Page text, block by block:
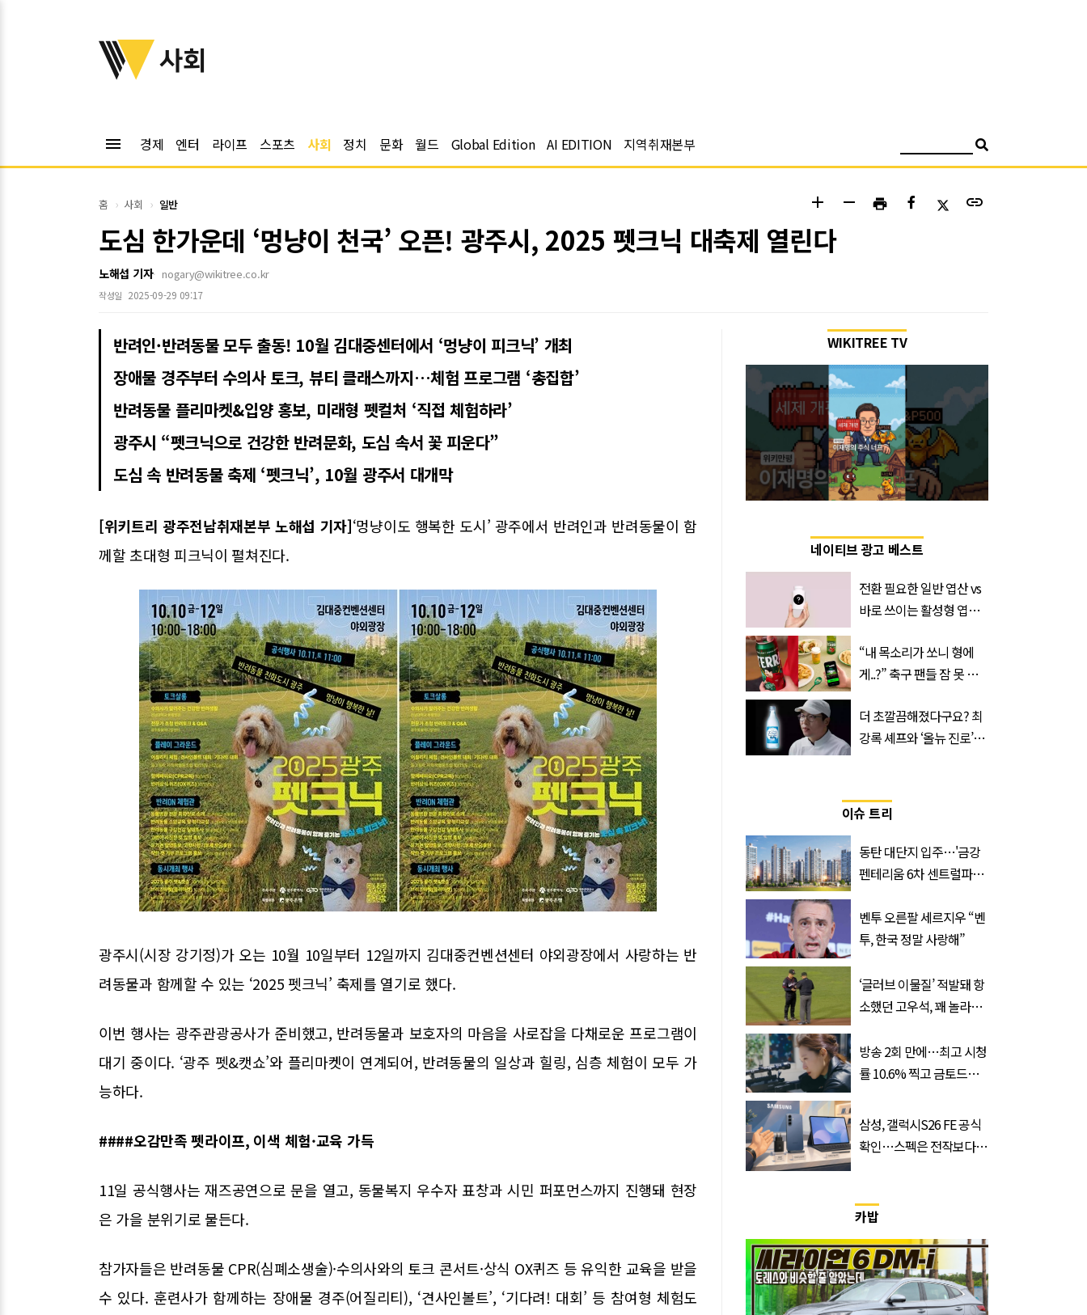
위키트리
사회
menu 경제 엔터 라이프 스포츠 사회 정치 문화 월드 Global Edition AI EDITION 지역취재본부
홈 사회 일반 add remove print link
도심 한가운데 ‘멍냥이 천국’ 오픈! 광주시, 2025 펫크닉 대축제 열린다
노해섭 기자 nogary@wikitree.co.kr
작성일 2025-09-29 09:17
반려인·반려동물 모두 출동! 10월 김대중센터에서 ‘멍냥이 피크닉’ 개최
장애물 경주부터 수의사 토크, 뷰티 클래스까지…체험 프로그램 ‘총집합’
반려동물 플리마켓&입양 홍보, 미래형 펫컬처 ‘직접 체험하라’
광주시 “펫크닉으로 건강한 반려문화, 도심 속서 꽃 피운다”
도심 속 반려동물 축제 ‘펫크닉’, 10월 광주서 대개막
[위키트리 광주전남취재본부 노해섭 기자]‘멍냥이도 행복한 도시’ 광주에서 반려인과 반려동물이 함
께할 초대형 피크닉이 펼쳐진다.
광주시(시장 강기정)가 오는 10월 10일부터 12일까지 김대중컨벤션센터 야외광장에서 사랑하는 반
려동물과 함께할 수 있는 ‘2025 펫크닉’ 축제를 열기로 했다.
이번 행사는 광주관광공사가 준비했고, 반려동물과 보호자의 마음을 사로잡을 다채로운 프로그램이
대기 중이다. ‘광주 펫&캣쇼’와 플리마켓이 연계되어, 반려동물의 일상과 힐링, 심층 체험이 모두 가
능하다.
####오감만족 펫라이프, 이색 체험·교육 가득
11일 공식행사는 재즈공연으로 문을 열고, 동물복지 우수자 표창과 시민 퍼포먼스까지 진행돼 현장
은 가을 분위기로 물든다.
참가자들은 반려동물 CPR(심폐소생술)·수의사와의 토크 콘서트·상식 OX퀴즈 등 유익한 교육을 받을
수 있다. 훈련사가 함께하는 장애물 경주(어질리티), ‘견사인볼트’, ‘기다려! 대회’ 등 참여형 체험도
WIKITREE TV
네이티브 광고 베스트
전환 필요한 일반 엽산 vs
바로 쓰이는 활성형 엽
‘Quatrefolic®’ 주목
“내 목소리가 쏘니 형에
게..?” 축구 팬들 잠 못 들
트
더 초깔끔해졌다구요? 최
강록 셰프와 ‘올뉴 진로’의
이슈 트리
동탄 대단지 입주…'금강
펜테리움 6차 센트럴파크'
는?
벤투 오른팔 세르지우 “벤
투, 한국 정말 사랑해”
‘글러브 이물질’ 적발돼 항
소했던 고우석, 꽤 놀라운
방송 2회 만에…최고 시청
률 10.6% 찍고 금토드라
마'
삼성, 갤럭시S26 FE 공식
확인…스펙은 전작보다
카밥